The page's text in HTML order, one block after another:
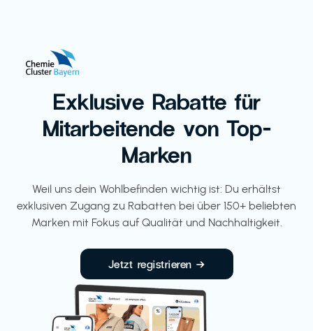
Exklusive Rabatte für
Mitarbeitende von Top-
Marken
Weil uns dein Wohlbefinden wichtig ist: Du erhältst
exklusiven Zugang zu Rabatten bei über 150+ beliebten
Marken mit Fokus auf Qualität und Nachhaltigkeit.
Jetzt registrieren →